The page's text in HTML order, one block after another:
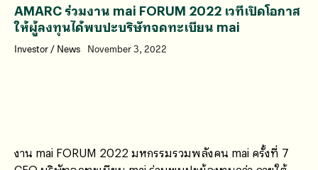
AMARC ร่วมงาน mai FORUM 2022 เวทีเปิดโอกาส
ให้ผู้ลงทุนได้พบปะบริษัทจดทะเบียน mai
Investor/ News November 3, 2022
งาน mai FORUM 2022 มหกรรมรวมพลังคน mai ครั้งที่ 7